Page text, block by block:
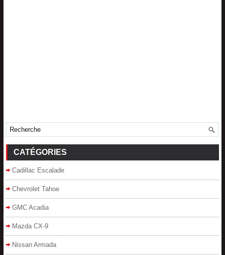
CATÉGORIES
Cadillac Escalade
Chevrolet Tahoe
GMC Acadia
Mazda CX-9
Nissan Armada